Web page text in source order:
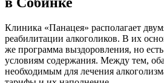
Клиника «Панацея» располагает
реабилитации алкоголиков. В их
же программа выздоровления, но
условиям содержания. Между тем,
необходимым для лечения